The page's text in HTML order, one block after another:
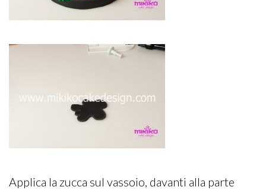
Applica la zucca sul vassoio, davanti alla parte